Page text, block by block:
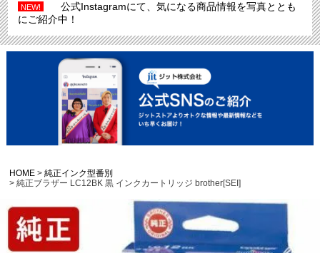
NEW!
公式Instagramにて、気になる商品情報を写真ととも
にご紹介中！
HOME
純正インク型番別
純正ブラザー LC12BK 黒 インクカートリッジ brother[SEI]